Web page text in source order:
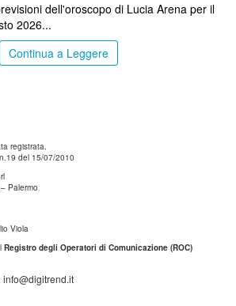
dell'oroscopo di Lucia Arena per il
2026...
Continua a Leggere
registrata.
del 15/07/2010
Palermo
Viola
Registro degli Operatori di Comunicazione (ROC)
info@digitrend.it